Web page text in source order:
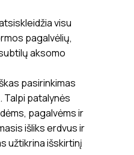
visu
pagalvėlių,
aksomo
pasirinkimas
Talpi patalynės
pagalvėms ir
išliks erdvus ir
užtikrina išskirtinį